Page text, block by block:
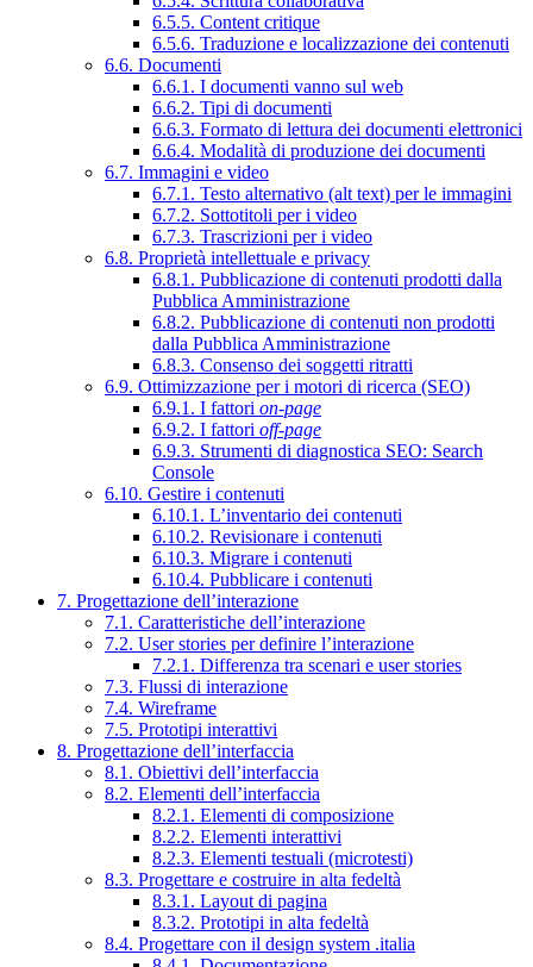
6.5.5. Content critique
6.5.6. Traduzione e localizzazione dei contenuti
6.6. Documenti
6.6.1. I documenti vanno sul web
6.6.2. Tipi di documenti
6.6.3. Formato di lettura dei documenti elettronici
6.6.4. Modalità di produzione dei documenti
6.7. Immagini e video
6.7.1. Testo alternativo (alt text) per le immagini
6.7.2. Sottotitoli per i video
6.7.3. Trascrizioni per i video
6.8. Proprietà intellettuale e privacy
6.8.1. Pubblicazione di contenuti prodotti dalla
Pubblica Amministrazione
6.8.2. Pubblicazione di contenuti non prodotti
dalla Pubblica Amministrazione
6.8.3. Consenso dei soggetti ritratti
6.9. Ottimizzazione per i motori di ricerca (SEO)
6.9.1. I fattori on-page
6.9.2. I fattori off-page
6.9.3. Strumenti di diagnostica SEO: Search
Console
6.10. Gestire i contenuti
6.10.1. L’inventario dei contenuti
6.10.2. Revisionare i contenuti
6.10.3. Migrare i contenuti
6.10.4. Pubblicare i contenuti
7. Progettazione dell’interazione
7.1. Caratteristiche dell’interazione
7.2. User stories per definire l’interazione
7.2.1. Differenza tra scenari e user stories
7.3. Flussi di interazione
7.4. Wireframe
7.5. Prototipi interattivi
8. Progettazione dell’interfaccia
8.1. Obiettivi dell’interfaccia
8.2. Elementi dell’interfaccia
8.2.1. Elementi di composizione
8.2.2. Elementi interattivi
8.2.3. Elementi testuali (microtesti)
8.3. Progettare e costruire in alta fedeltà
8.3.1. Layout di pagina
8.3.2. Prototipi in alta fedeltà
8.4. Progettare con il design system .italia